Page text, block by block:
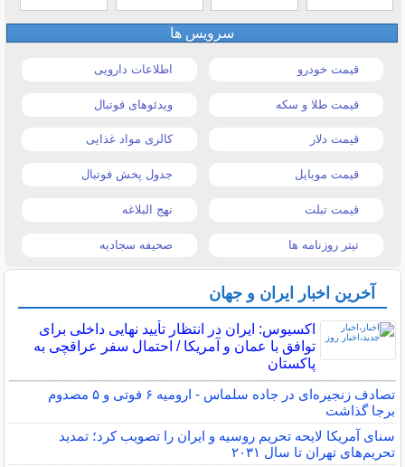
سرویس ها
قیمت خودرو اطلاعات دارویی
قیمت طلا و سکه ویدئوهای فوتبال
قیمت دلار کالری مواد غذایی
قیمت موبایل جدول پخش فوتبال
قیمت تبلت نهج البلاغه
تیتر روزنامه ها صحیفه سجادیه
آخرین اخبار ایران و جهان
اکسیوس: ایران در انتظار تأیید نهایی داخلی برای
توافق با عمان و آمریکا / احتمال سفر عراقچی به
پاکستان
تصادف زنجیره‌ای در جاده سلماس - ارومیه ۶ فوتی و ۵ مصدوم
برجا گذاشت
سنای آمریکا لایحه تحریم روسیه و ایران را تصویب کرد؛ تمدید
تحریم‌های تهران تا سال ۲۰۳۱